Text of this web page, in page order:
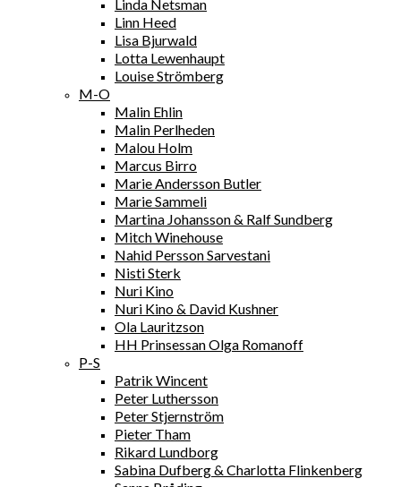
Linda Netsman
Linn Heed
Lisa Bjurwald
Lotta Lewenhaupt
Louise Strömberg
M-O
Malin Ehlin
Malin Perlheden
Malou Holm
Marcus Birro
Marie Andersson Butler
Marie Sammeli
Martina Johansson & Ralf Sundberg
Mitch Winehouse
Nahid Persson Sarvestani
Nisti Sterk
Nuri Kino
Nuri Kino & David Kushner
Ola Lauritzson
HH Prinsessan Olga Romanoff
P-S
Patrik Wincent
Peter Luthersson
Peter Stjernström
Pieter Tham
Rikard Lundborg
Sabina Dufberg & Charlotta Flinkenberg